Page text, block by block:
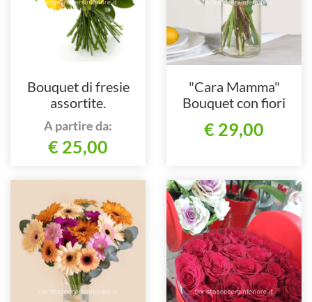
Bouquet di fresie
assortite.
A partire da:
€ 25,00
"Cara Mamma"
Bouquet con fiori
€ 29,00